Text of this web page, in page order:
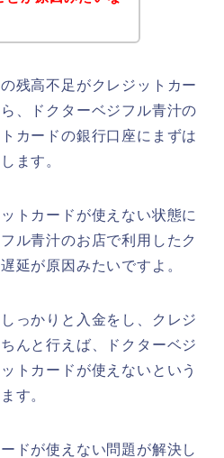
残高不足がクレジットカー
、ドクターベジフル青汁の
カードの銀行口座にまずは
ます。
トカードが使えない状態に
ル青汁のお店で利用したク
延が原因みたいですよ。
っかりと入金をし、クレジ
んと行えば、ドクターベジ
トカードが使えないという
す。
ドが使えない問題が解決し